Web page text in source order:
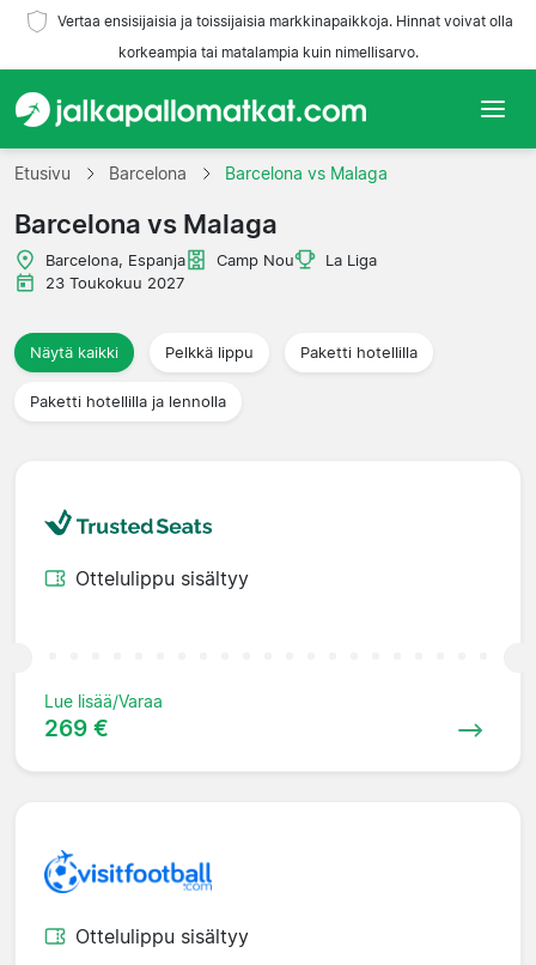
Vertaa ensisijaisia ja toissijaisia markkinapaikkoja. Hinnat voivat olla
korkeampia tai matalampia kuin nimellisarvo.
Etusivu
Joukkueet
Liigat
Matkatoimistoja
Etusivu Barcelona Barcelona vs Malaga
Barcelona vs Malaga
Barcelona, Espanja Camp Nou
La Liga
23 Toukokuu 2027
Näytä kaikki Pelkkä lippu Paketti hotellilla
Paketti hotellilla ja lennolla
Ottelulippu sisältyy
Lue lisää/Varaa
269 €
Ottelulippu sisältyy